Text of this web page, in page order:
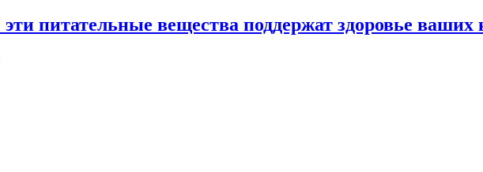
питательные вещества поддержат здоровье ваших